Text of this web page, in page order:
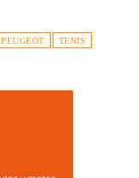
PEUGEOT TENIS